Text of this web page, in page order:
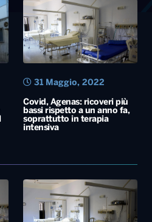
Covid, Agenas: ricoveri più
bassi rispetto a un anno fa,
soprattutto in terapia
intensiva
31 Maggio, 2022